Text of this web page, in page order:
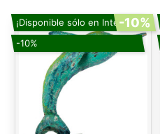
¡Disponible sólo en Internet!
-10%
-10%